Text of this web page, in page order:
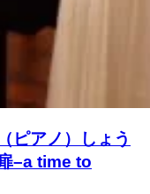
ピアノ）しょう
–a time to